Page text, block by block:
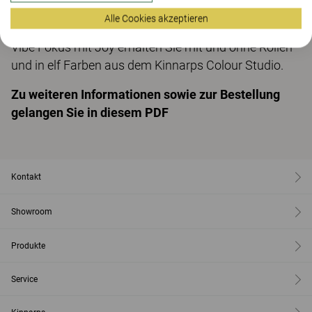
Erweiterungsmodul 120x180 cm.
Vibe Fokus mit Joy erhalten Sie mit und ohne Rollen
und in elf Farben aus dem Kinnarps Colour Studio.
Zu weiteren Informationen sowie zur Bestellung
gelangen Sie in diesem PDF
Kontakt
Showroom
Produkte
Service
Alle Cookies akzeptieren